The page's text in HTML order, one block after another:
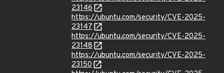
23146
https://ubuntu.com/security/CVE-2025-
23147
https://ubuntu.com/security/CVE-2025-
23148
https://ubuntu.com/security/CVE-2025-
23150